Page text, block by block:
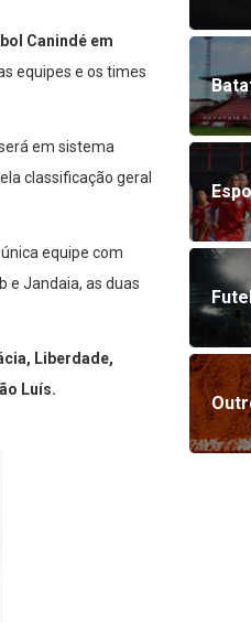
Canindé em
equipes e os times
em sistema
classificação geral
equipe com
e Jandaia, as duas
Liberdade,
Luís.